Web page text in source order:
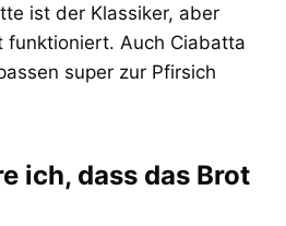
ist der Klassiker, aber
funktioniert. Auch Ciabatta
super zur Pfirsich
ich, dass das Brot